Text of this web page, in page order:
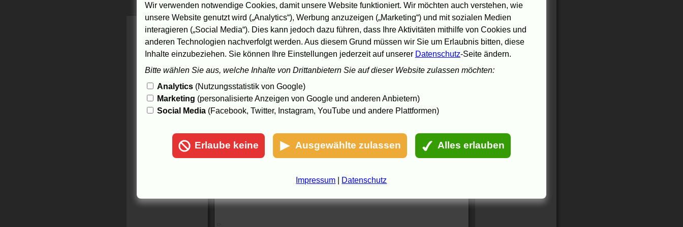
00:35 Uhr,
ProSieben : Tiger & Dragon(Wh.)
00:35 Uhr,
RTL: One Hour Photo(Wh.)
Tipps bei TV Spielfilm und beim Standard
4.6.05 01:53
Wir verwenden notwendige Cookies, damit unsere Website funktioniert. Wir möchten auch verstehen, wie
unsere Website genutzt wird („Analytics“), Werbung anzuzeigen („Marketing“) und mit sozialen Medien
interagieren („Social Media“). Dies kann jedoch dazu führen, dass Ihre Aktivitäten mithilfe von Cookies und
anderen Technologien nachverfolgt werden. Aus diesem Grund müssen wir Sie um Erlaubnis bitten, diese
Inhalte einzubeziehen. Sie können Ihre Einstellungen jederzeit auf unserer Datenschutz-Seite ändern.
Bitte wählen Sie aus, welche Inhalte von Drittanbietern Sie auf dieser Website zulassen möchten:
Analytics(Nutzungsstatistik von Google)
Marketing (personalisierte Anzeigen von Google und anderen Anbietern)
Social Media(Facebook, Twitter, Instagram, YouTube und andere Plattformen)
Erlaube keine Ausgewählte zulassen Alles erlauben
Impressum Datenschutz